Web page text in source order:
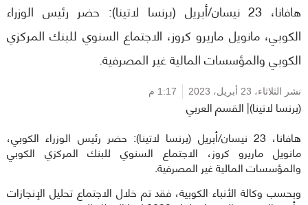
هافانا، 23 نيسان/أبريل (برنسا لاتينا): حضر رئيس الوزراء
الكوبي، مانويل ماريرو كروز، الاجتماع السنوي للبنك المركزي
الكوبي والمؤسسات المالية غير المصرفية.
نشر الثلاثاء، 23 أبريل، 2023 1:17 م
(برنسا لاتينا)| القسم العربي
هافانا، 23 نيسان/أبريل (برنسا لاتينا): حضر رئيس الوزراء الكوبي،
مانويل ماريرو كروز، الاجتماع السنوي للبنك المركزي الكوبي
والمؤسسات المالية غير المصرفية.
وبحسب وكالة الأنباء الكوبية، فقد تم خلال الاجتماع تحليل الإنجازات